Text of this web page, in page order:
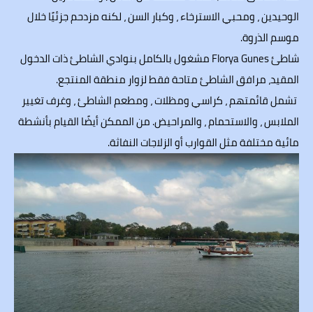
الوحيدين ، ومحبي الاسترخاء ، وكبار السن ، لكنه مزدحم جزئيًا خلال
موسم الذروة.
شاطئ Florya Gunes مشغول بالكامل بنوادي الشاطئ ذات الدخول
المقيد، مرافق الشاطئ متاحة فقط لزوار منطقة المنتجع.
تشمل قائمتهم ، كراسي ومظلات ، ومطعم الشاطئ ، وغرف تغيير
الملابس ، والاستحمام ، والمراحيض. من الممكن أيضًا القيام بأنشطة
مائية مختلفة مثل القوارب أو الزلاجات النفاثة.